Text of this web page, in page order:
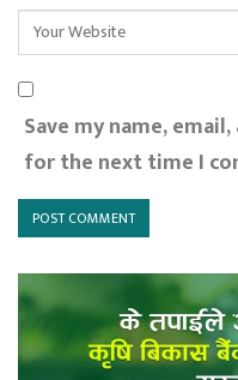
Save my name,
for the next time I